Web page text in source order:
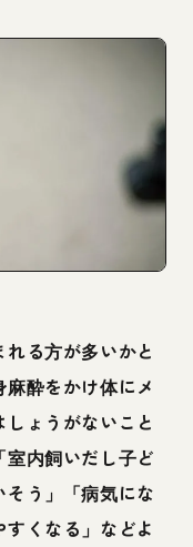
る方が多いかと
酔をかけ体にメ
ょうがないこと
内飼いだし子ど
う」「病気にな
くなる」などよ